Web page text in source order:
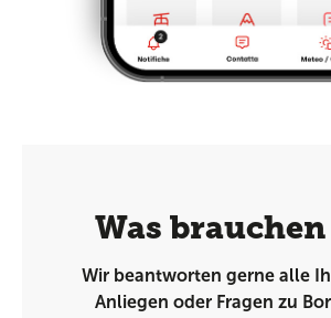
Was brauchen
Wir beantworten gerne alle
Anliegen oder Fragen zu